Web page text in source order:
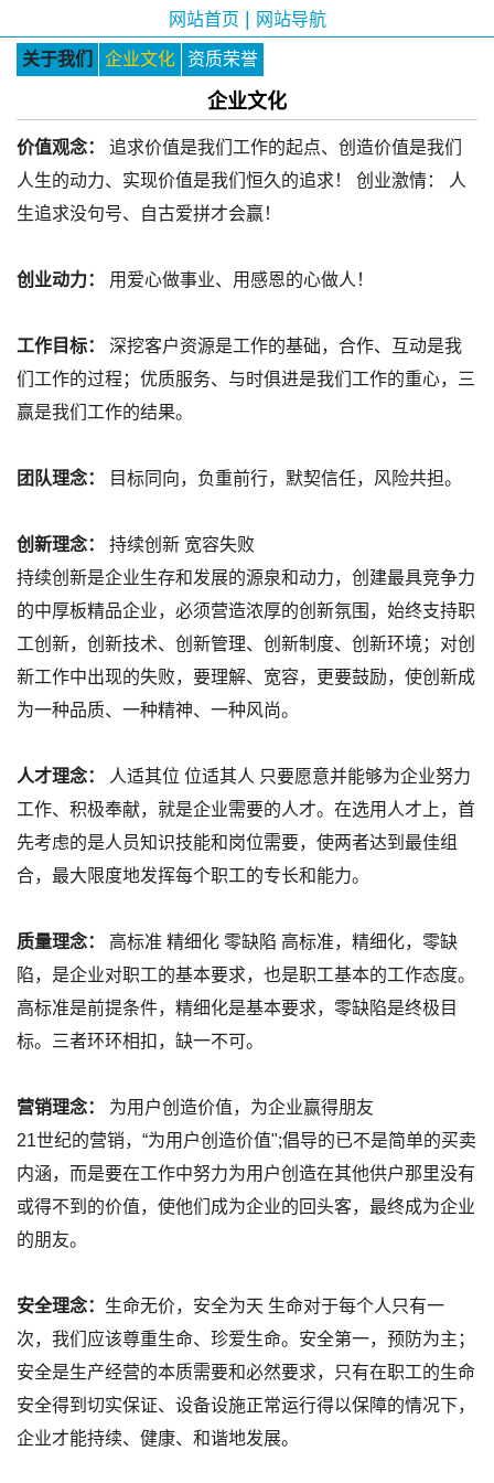
网站首页 网站导航
关于我们 企业文化 资质荣誉
企业文化
价值观念： 追求价值是我们工作的起点、创造价值是我们
人生的动力、实现价值是我们恒久的追求！ 创业激情： 人
生追求没句号、自古爱拼才会赢！
创业动力： 用爱心做事业、用感恩的心做人！
工作目标：
深挖客户资源是工作的基础，合作、互动是我
们工作的过程；优质服务、与时俱进是我们工作的重心，三
赢是我们工作的结果。
团队理念： 目标同向，负重前行，默契信任，风险共担。
创新理念：
持续创新 宽容失败
持续创新是企业生存和发展的源泉和动力，创建最具竞争力
的中厚板精品企业，必须营造浓厚的创新氛围，始终支持职
工创新，创新技术、创新管理、创新制度、创新环境；对创
新工作中出现的失败，要理解、宽容，更要鼓励，使创新成
为一种品质、一种精神、一种风尚。
人才理念：
人适其位 位适其人 只要愿意并能够为企业努力
工作、积极奉献，就是企业需要的人才。在选用人才上，首
先考虑的是人员知识技能和岗位需要，使两者达到最佳组
合，最大限度地发挥每个职工的专长和能力。
质量理念：
高标准 精细化 零缺陷 高标准，精细化，零缺
陷，是企业对职工的基本要求，也是职工基本的工作态度。
高标准是前提条件，精细化是基本要求，零缺陷是终极目
标。三者环环相扣，缺一不可。
营销理念：
为用户创造价值，为企业赢得朋友
21世纪的营销，“为用户创造价值";倡导的已不是简单的买卖
内涵，而是要在工作中努力为用户创造在其他供户那里没有
或得不到的价值，使他们成为企业的回头客，最终成为企业
的朋友。
安全理念： 生命无价，安全为天 生命对于每个人只有一
次，我们应该尊重生命、珍爱生命。安全第一，预防为主；
安全是生产经营的本质需要和必然要求，只有在职工的生命
安全得到切实保证、设备设施正常运行得以保障的情况下，
企业才能持续、健康、和谐地发展。